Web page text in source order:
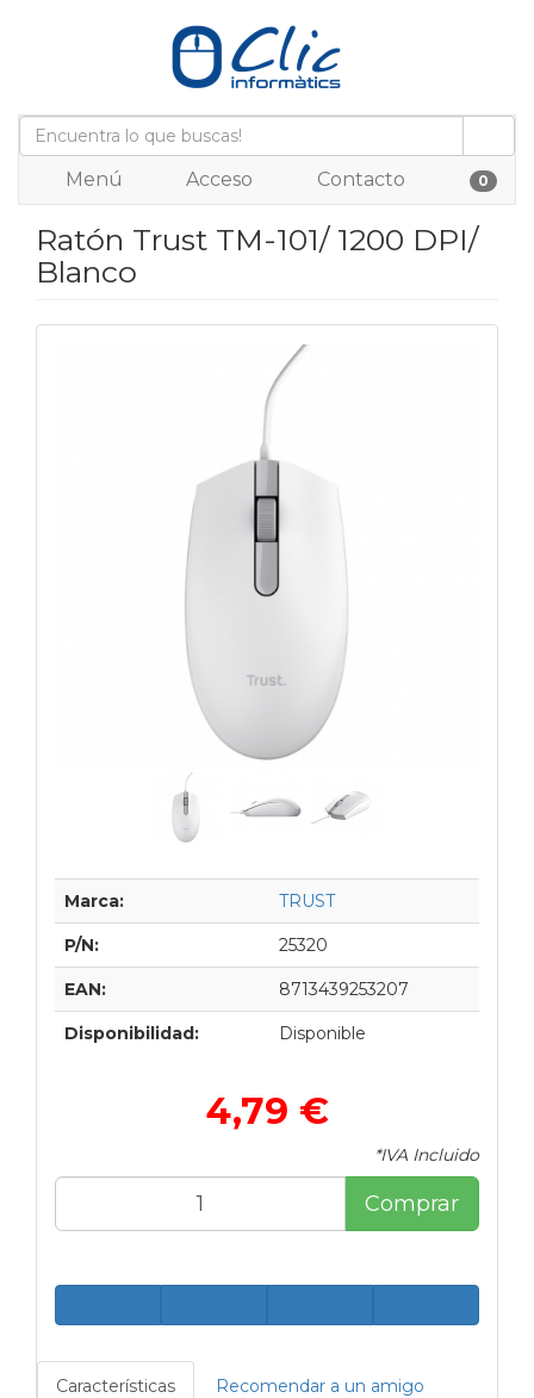
Menú Acceso Contacto 0
Ratón Trust TM-101/ 1200 DPI/
Blanco
Marca: TRUST
P/N: 25320
EAN: 8713439253207
Disponibilidad: Disponible
4,79 €
*IVA Incluido
Comprar
Características Recomendar a un amigo